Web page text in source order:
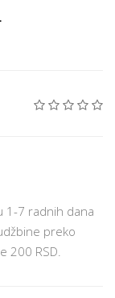
1-7 radnih dana
preko
200 RSD.